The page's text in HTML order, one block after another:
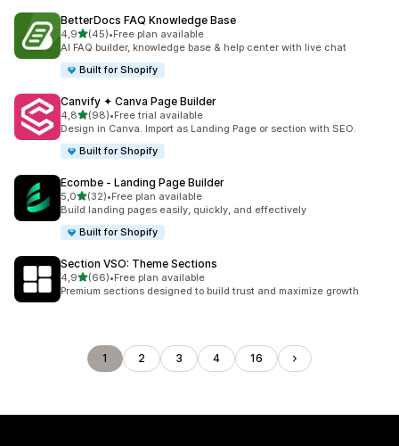
BetterDocs FAQ Knowledge Base
4,95 yıldız üzerinden
(45)
toplam 45 değerlendirme
•Free plan available
AI FAQ builder, knowledge base & help center with live chat
Built for Shopify
Canvify ✦ Canva Page Builder
4,85 yıldız üzerinden
(98)
toplam 98 değerlendirme
•Free trial available
Design in Canva. Import as Landing Page or section with SEO.
Built for Shopify
Ecombe ‑ Landing Page Builder
5,05 yıldız üzerinden
(32)
toplam 32 değerlendirme
•Free plan available
Build landing pages easily, quickly, and effectively
Built for Shopify
Section VSO: Theme Sections
4,95 yıldız üzerinden
(66)
toplam 66 değerlendirme
•Free plan available
Premium sections designed to build trust and maximize growth
1 2 3 4 16